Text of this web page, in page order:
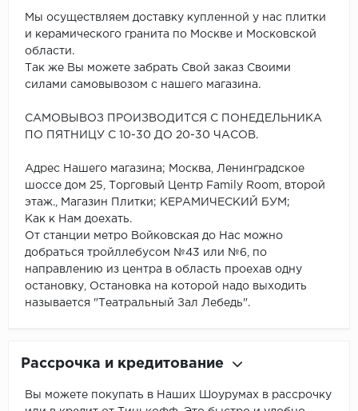
Мы осуществляем доставку купленной у нас плитки
и керамического гранита по Москве и Московской
области.
Так же Вы можете забрать Свой заказ Своими
силами самовывозом с нашего магазина.
САМОВЫВОЗ ПРОИЗВОДИТСЯ С ПОНЕДЕЛЬНИКА
ПО ПЯТНИЦУ С 10-30 ДО 20-30 ЧАСОВ.
Адрес Нашего магазина; Москва, Ленинградское
шоссе дом 25, Торговый Центр Family Room, второй
этаж., Магазин Плитки; КЕРАМИЧЕСКИЙ БУМ;
Как к Нам доехать.
От станции метро Войковская до Нас можно
добраться тройллебусом №43 или №6, по
направлению из центра в область проехав одну
остановку, Остановка на которой надо выходить
называется "Театральный Зал Лебедь".
Рассрочка и кредитование
Вы можете покупать в Наших Шоурумах в рассрочку